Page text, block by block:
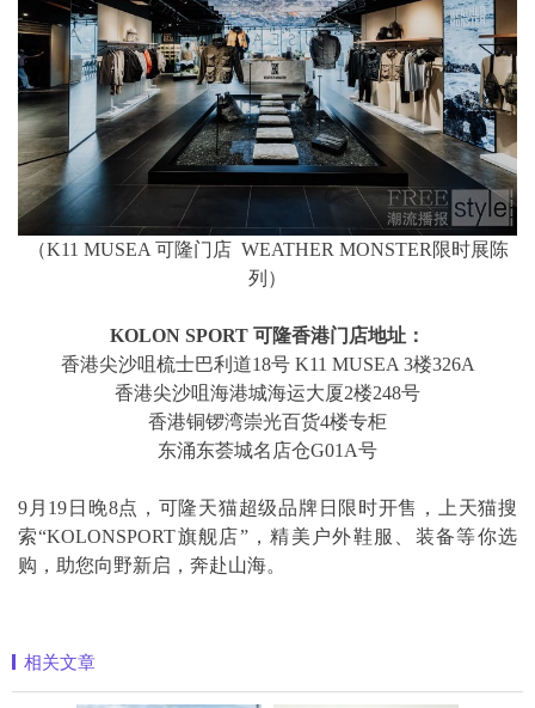
（K11 MUSEA 可隆门店 WEATHER MONSTER限时展陈
列）
KOLON SPORT 可隆香港门店地址：
香港尖沙咀梳士巴利道18号 K11 MUSEA 3楼326A
香港尖沙咀海港城海运大厦2楼248号
香港铜锣湾崇光百货4楼专柜
东涌东荟城名店仓G01A号
9月19日晚8点，可隆天猫超级品牌日限时开售，上天猫搜
索“KOLONSPORT旗舰店”，精美户外鞋服、装备等你选
购，助您向野新启，奔赴山海。
相关文章